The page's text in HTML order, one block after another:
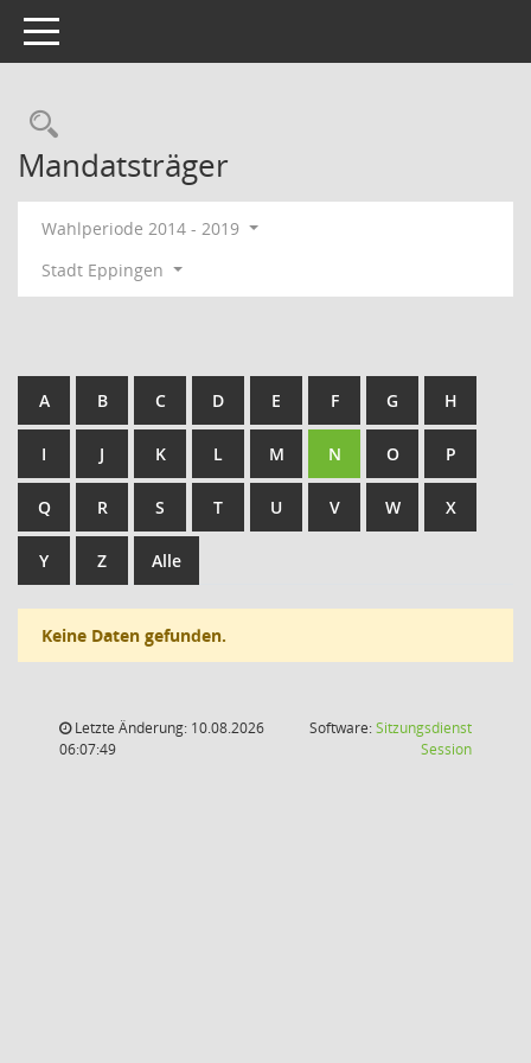
Toggle navigation
Rechercheauswahl
Mandatsträger
Wahlperiode 2014 - 2019
Stadt Eppingen
A B C D E F G H
I J K L M N O P
Q R S T U V W X
Y Z Alle
Keine Daten gefunden.
Letzte Änderung: 10.08.2026
06:07:49
Software:Sitzungsdienst
Session(Wird in